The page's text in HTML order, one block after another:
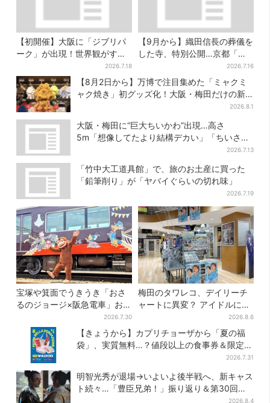
【初開催】大阪に「ジブリパ
ーク」が出現！世界観がすご
い…細かな仕掛け＆巨大フォ
トスポットに注目
2026.7.18
【9月から】織田信長の葬儀を
した寺、特別公開…京都「大
徳寺」3年ぶりの“レア寺院”も
2026.7.16
【8月2日から】万博で注目集めた「ミャクミ
ャク焼き」初グッズ化！大阪・梅田だけの新
2026.8.1
大阪・梅田に“巨大ちいかわ”出現…高さ
5m「想像してたより結構デカい」「ちいさ…
2026.7.13
「竹中大工道具館」で、旅のお土産に買った
「鉛筆削り」が「ヤバイぐらいの切れ味」
2026.7.19
宝塚や箕面でうきうき「おさ
るのジョージ×阪急電車」お披
露目！マルーンの制服で神
戸・宝塚・京都各線に添乗
2026.7.30
梅田のタワレコ、デイリーチ
ャートに異変？ アイドルに混
じり“マユリカ”が1位に…お笑
いが強すぎる理由とは
2026.8.6
【きょうから】カプリチョーザから「夏の福
袋」、実質無料…？値段以上の食事券＆限定ア
2026.7.31
明智光秀が退場→いよいよ後半戦へ、新キャス
ト続々…「豊臣兄弟！」振り返り＆第30回あ
2026.8.4